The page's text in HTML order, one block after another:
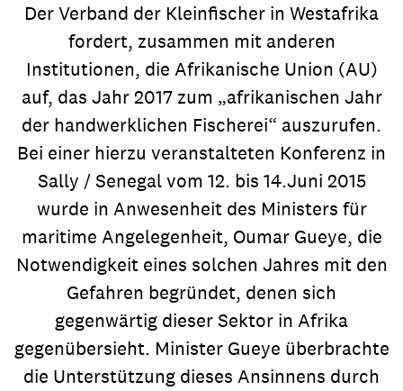
Der Verband der Kleinfischer in Westafrika
fordert, zusammen mit anderen
Institutionen, die Afrikanische Union (AU)
auf, das Jahr 2017 zum „afrikanischen Jahr
der handwerklichen Fischerei“ auszurufen.
Bei einer hierzu veranstalteten Konferenz in
Sally / Senegal vom 12. bis 14.Juni 2015
wurde in Anwesenheit des Ministers für
maritime Angelegenheit, Oumar Gueye, die
Notwendigkeit eines solchen Jahres mit den
Gefahren begründet, denen sich
gegenwärtig dieser Sektor in Afrika
gegenübersieht. Minister Gueye überbrachte
die Unterstützung dieses Ansinnens durch